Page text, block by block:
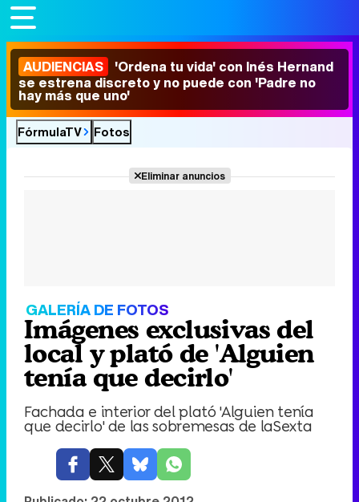
AUDIENCIAS 'Ordena tu vida' con Inés Hernand
se estrena discreto y no puede con 'Padre no
hay más que uno'
FórmulaTV Fotos
Eliminar anuncios
GALERÍA DE FOTOS
Imágenes exclusivas del
local y plató de 'Alguien
tenía que decirlo'
Fachada e interior del plató 'Alguien tenía
que decirlo' de las sobremesas de laSexta